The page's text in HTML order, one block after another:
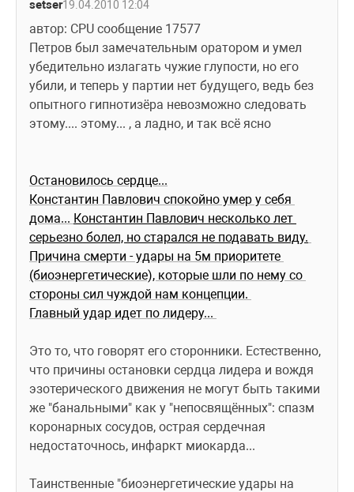
setser19.04.2010 12:04
автор: CPU сообщение 17577
Петров был замечательным оратором и умел
убедительно излагать чужие глупости, но его
убили, и теперь у партии нет будущего, ведь без
опытного гипнотизёра невозможно следовать
этому.... этому... , а ладно, и так всё ясно
Остановилось сердце...
Константин Павлович спокойно умер у себя
дома... Константин Павлович несколько лет
серьезно болел, но старался не подавать виду.
Причина смерти - удары на 5м приоритете
(биоэнергетические), которые шли по нему со
стороны сил чуждой нам концепции.
Главный удар идет по лидеру...
Это то, что говорят его сторонники. Естественно,
что причины остановки сердца лидера и вождя
эзотерического движения не могут быть такими
же "банальными" как у "непосвящённых": спазм
коронарных сосудов, острая сердечная
недостаточнось, инфаркт миокарда...
Таинственные "биоэнергетические удары на